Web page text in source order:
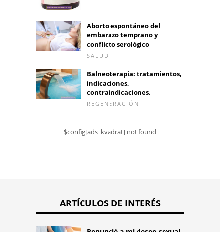
Aborto espontáneo del
embarazo temprano y
conflicto serológico
SALUD
Balneoterapia: tratamientos,
indicaciones,
contraindicaciones.
REGENERACIÓN
$config[ads_kvadrat] not found
ARTÍCULOS DE INTERÉS